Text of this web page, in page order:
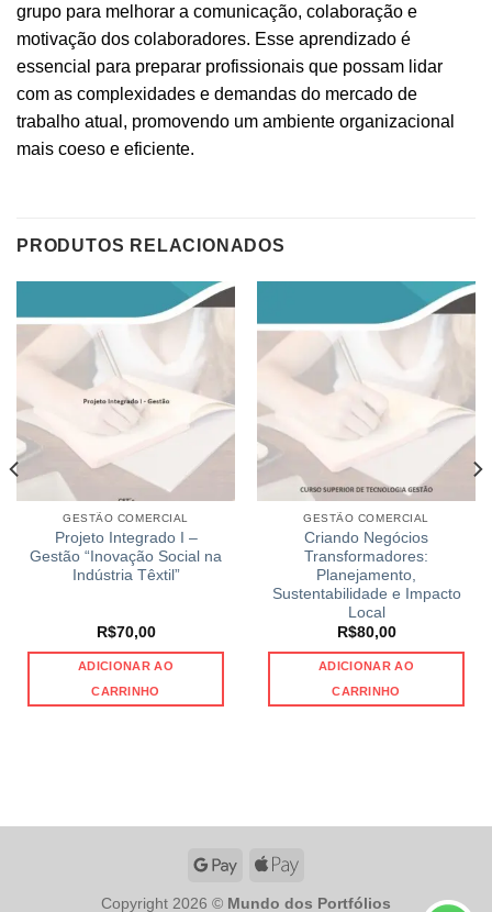
grupo para melhorar a comunicação, colaboração e
motivação dos colaboradores. Esse aprendizado é
essencial para preparar profissionais que possam lidar
com as complexidades e demandas do mercado de
trabalho atual, promovendo um ambiente organizacional
mais coeso e eficiente.
PRODUTOS RELACIONADOS
GESTÃO COMERCIAL
Projeto Integrado I –
Gestão “Inovação Social na
Indústria Têxtil”
R$70,00
ADICIONAR AO
CARRINHO
GESTÃO COMERCIAL
Criando Negócios
Transformadores:
Planejamento,
Sustentabilidade e Impacto
Local
R$80,00
ADICIONAR AO
CARRINHO
Copyright 2026 © Mundo dos Portfólios